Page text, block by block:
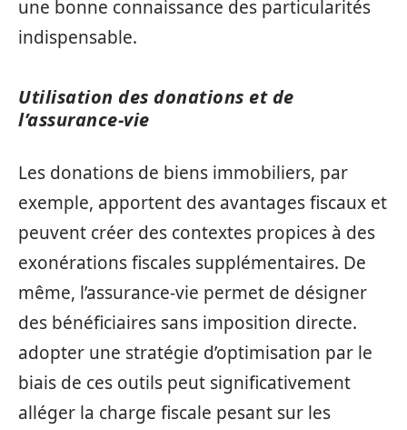
une bonne connaissance des particularités
indispensable.
Utilisation des donations et de
l’assurance-vie
Les donations de biens immobiliers, par
exemple, apportent des avantages fiscaux et
peuvent créer des contextes propices à des
exonérations fiscales supplémentaires. De
même, l’assurance-vie permet de désigner
des bénéficiaires sans imposition directe.
adopter une stratégie d’optimisation par le
biais de ces outils peut significativement
alléger la charge fiscale pesant sur les